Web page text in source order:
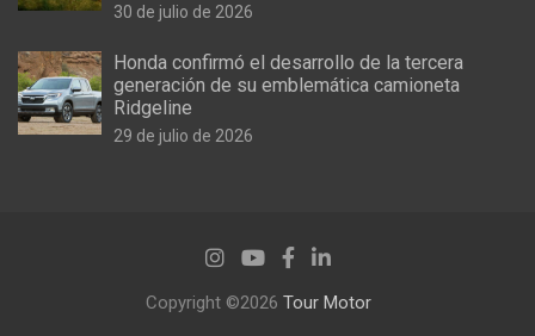
30 de julio de 2026
Honda confirmó el desarrollo de la tercera
generación de su emblemática camioneta
Ridgeline
29 de julio de 2026
Copyright ©2026 Tour Motor